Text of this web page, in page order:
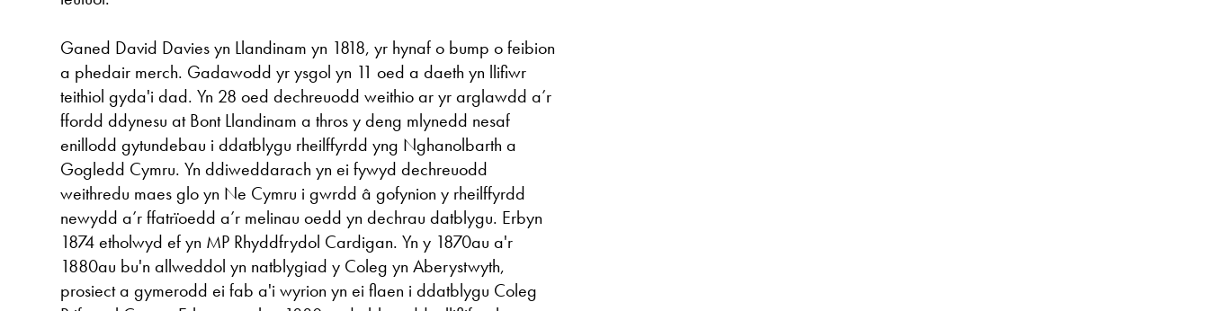
Ganed David Davies yn Llandinam yn 1818, yr hynaf o bump o feibion
​​a phedair merch. Gadawodd yr ysgol yn 11 oed a daeth yn llifiwr
teithiol gyda'i dad. Yn 28 oed dechreuodd weithio ar yr arglawdd a’r
ffordd ddynesu at Bont Llandinam a thros y deng mlynedd nesaf
enillodd gytundebau i ddatblygu rheilffyrdd yng Nghanolbarth a
Gogledd Cymru. Yn ddiweddarach yn ei fywyd dechreuodd
weithredu maes glo yn Ne Cymru i gwrdd â gofynion y rheilffyrdd
newydd a’r ffatrïoedd a’r melinau oedd yn dechrau datblygu. Erbyn
1874 etholwyd ef yn MP Rhyddfrydol Cardigan. Yn y 1870au a'r
1880au bu'n allweddol yn natblygiad y Coleg yn Aberystwyth,
prosiect a gymerodd ei fab a'i wyrion yn ei flaen i ddatblygu Coleg